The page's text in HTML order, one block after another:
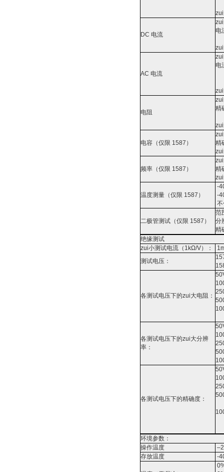
DC 电流
电
AC 电流
电
电阻
精
电容（仅限 1587）
精
频率（仅限 1587）
精
温度测量（仅限 1587）
-
-
二极管测试（仅限 1587）
范
分
精
绝缘测试
zui小测试电流（1kΩ/V）：
测试电压：
各测试电压下的zui大电阻：
各测试电压下的zui大分辨
率：
各测试电压下的精确度：
环境参数：
操作温度
存放温度
-